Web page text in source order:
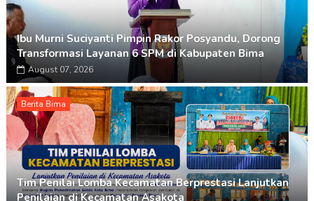
Ibu Murni Suciyanti Pimpin Rakor Posyandu, Dorong
Transformasi Layanan 6 SPM di Kabupaten Bima
August 07, 2026
Berita Bima
Tim Penilai Lomba Kecamatan Berprestasi Lanjutkan
Penilaian di Kecamatan Asakota